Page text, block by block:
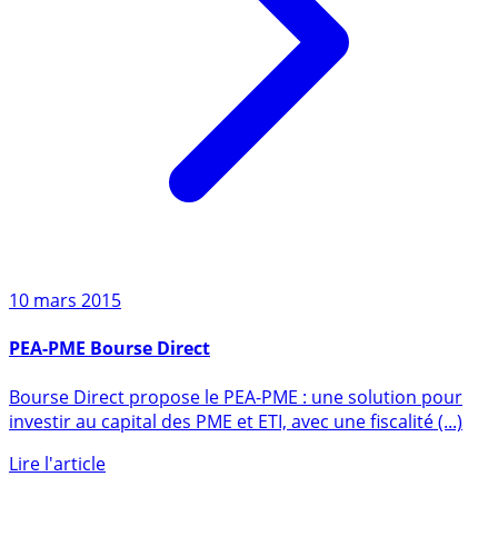
10 mars 2015
PEA-PME Bourse Direct
investir au capital des PME et ETI, avec une fiscalité (...)